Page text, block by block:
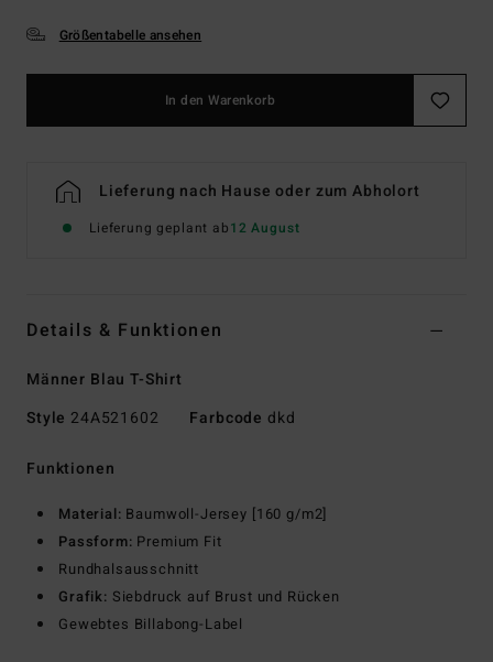
Größentabelle ansehen
In den Warenkorb
Lieferung nach Hause oder zum Abholort
Lieferung geplant ab12 August
Details & Funktionen
Männer Blau T-Shirt
Style 24A521602 Farbcode dkd
Funktionen
Material: Baumwoll-Jersey [160 g/m2]
Passform: Premium Fit
Rundhalsausschnitt
Grafik: Siebdruck auf Brust und Rücken
Gewebtes Billabong-Label